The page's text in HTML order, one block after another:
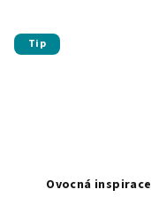
Tip
Ovocná inspirace